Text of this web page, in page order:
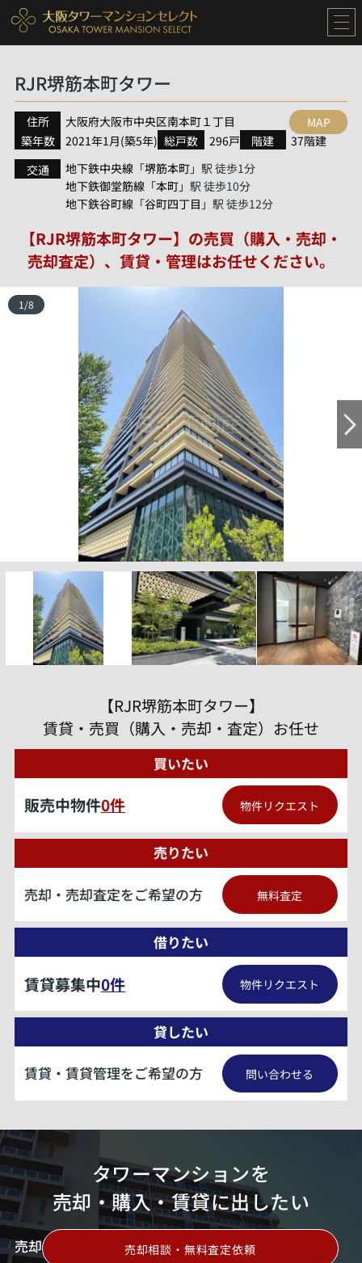
RJR堺筋本町タワー
住所 大阪府大阪市中央区南本町１丁目
築年数
2021年1月(築5年) 総戸数 296戸 階建 37階建
MAP
交通 地下鉄中央線 「堺筋本町」駅 徒歩1分
地下鉄御堂筋線 「本町」駅 徒歩10分
地下鉄谷町線 「谷町四丁目 」駅 徒歩12分
【RJR堺筋本町タワー】の売買（購入・売却・
売却査定）、賃貸・管理はお任せください。
1 /8
【RJR堺筋本町タワー】
賃貸・売買（購入・売却・査定）お任せ
買いたい
販売中物件0件 物件リクエスト
売りたい
売却・売却査定をご希望の方 無料査定
借りたい
賃貸募集中0件 物件リクエスト
貸したい
賃貸・賃貸管理をご希望の方 問い合わせる
タワーマンションを
売却・購入・賃貸に出したい
売却 売却相談・無料査定依頼